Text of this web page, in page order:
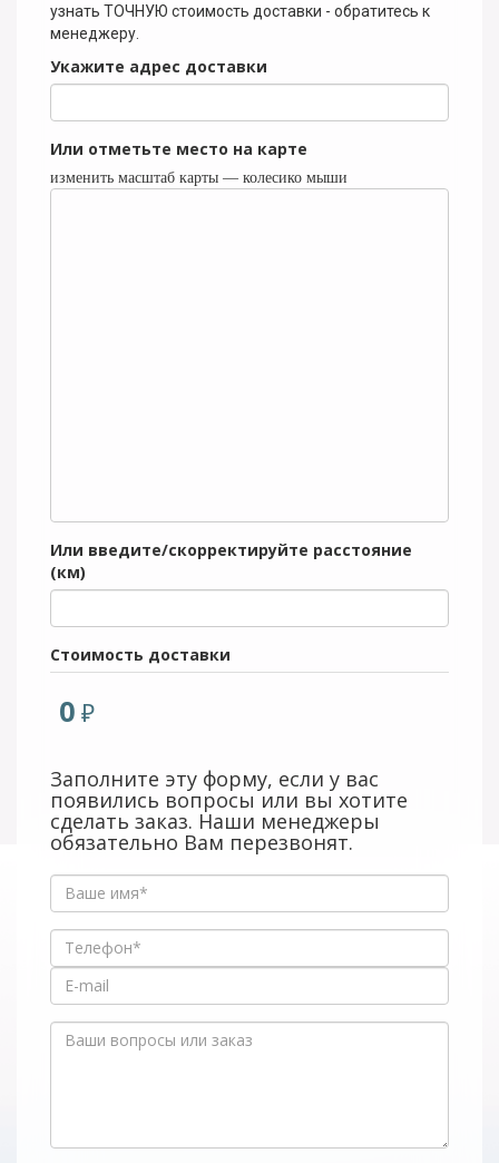
узнать ТОЧНУЮ стоимость доставки - обратитесь к
менеджеру.
Укажите адрес доставки
Или отметьте место на карте
изменить масштаб карты — колесико мыши
Или введите/скорректируйте расстояние
(км)
Стоимость доставки
0
Заполните эту форму, если у вас
появились вопросы или вы хотите
сделать заказ. Наши менеджеры
обязательно Вам перезвонят.